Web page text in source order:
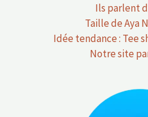
Ils parlent
Taille de Aya
Idée tendance : Tee
Notre site